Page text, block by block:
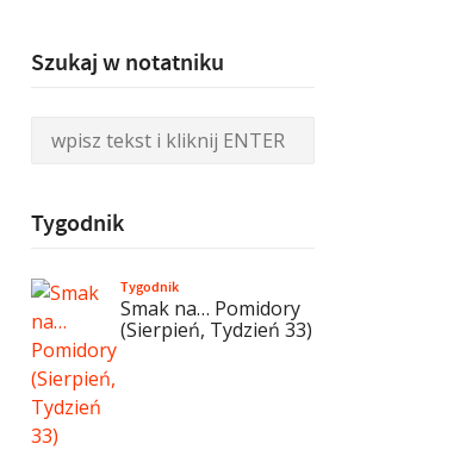
Szukaj w notatniku
Tygodnik
Tygodnik
Smak na… Pomidory
(Sierpień, Tydzień 33)